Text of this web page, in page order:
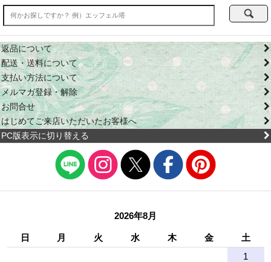
返品について
配送・送料について
支払い方法について
メルマガ登録・解除
お問合せ
はじめてご来店いただいたお客様へ
PC版表示に切り替える
2026年8月
日 月 火 水 木 金
土
1